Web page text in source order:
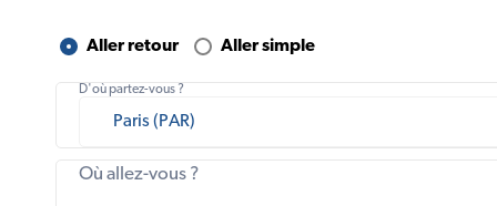
Aller retour Aller simple
D'où partez-vous ?
Où allez-vous ?